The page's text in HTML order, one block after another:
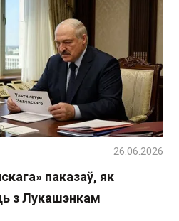
паказаў, як
з Лукашэнкам
26.06.2026